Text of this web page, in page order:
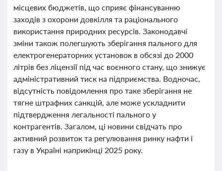
місцевих бюджетів, що сприяє фінансуванню
заходів з охорони довкілля та раціонального
використання природних ресурсів. Законодавчі
зміни також полегшують зберігання пального для
електрогенераторних установок в обсязі до 2000
літрів без ліцензії під час воєнного стану, що знижує
адміністративний тиск на підприємства. Водночас,
відсутність повідомлення про таке зберігання не
тягне штрафних санкцій, але може ускладнити
підтвердження легальності пального у
контрагентів. Загалом, ці новини свідчать про
активний розвиток та регулювання ринку нафти і
газу в Україні наприкінці 2025 року.